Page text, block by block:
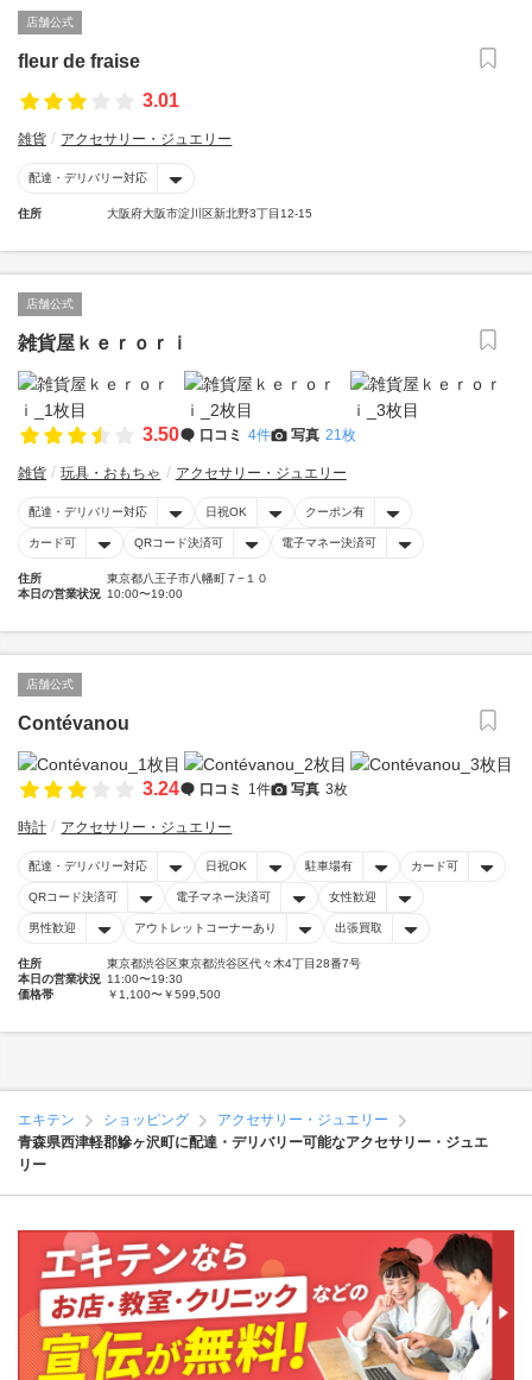
店舗公式
fleur de fraise
3.01
雑貨 アクセサリー・ジュエリー
配達・デリバリー対応
住所 大阪府大阪市淀川区新北野3丁目12-15
店舗公式
雑貨屋ｋｅｒｏｒｉ
3.50 口コミ 4件 写真 21枚
雑貨 玩具・おもちゃ アクセサリー・ジュエリー
配達・デリバリー対応 日祝OK クーポン有
カード可 QRコード決済可 電子マネー決済可
住所
東京都八王子市八幡町７−１０
本日の営業状況 10:00〜19:00
店舗公式
Contévanou
3.24 口コミ 1件 写真 3枚
時計 アクセサリー・ジュエリー
配達・デリバリー対応 日祝OK 駐車場有 カード可
QRコード決済可 電子マネー決済可 女性歓迎
男性歓迎 アウトレットコーナーあり 出張買取
住所
東京都渋谷区東京都渋谷区代々木4丁目28番7号
本日の営業状況 11:00〜19:30
価格帯
￥1,100〜￥599,500
エキテン ショッピング
アクセサリー・ジュエリー
青森県西津軽郡鰺ヶ沢町に配達・デリバリー可能なアクセサリー・ジュエ
リー